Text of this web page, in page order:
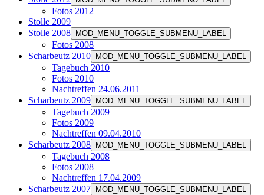
Fotos 2012
Stolle 2009
Stolle 2008
MOD_MENU_TOGGLE_SUBMENU_LABEL
Fotos 2008
Scharbeutz 2010
MOD_MENU_TOGGLE_SUBMENU_LABEL
Tagebuch 2010
Fotos 2010
Nachtreffen 24.06.2011
Scharbeutz 2009
MOD_MENU_TOGGLE_SUBMENU_LABEL
Tagebuch 2009
Fotos 2009
Nachtreffen 09.04.2010
Scharbeutz 2008
MOD_MENU_TOGGLE_SUBMENU_LABEL
Tagebuch 2008
Fotos 2008
Nachtreffen 17.04.2009
Scharbeutz 2007
MOD_MENU_TOGGLE_SUBMENU_LABEL